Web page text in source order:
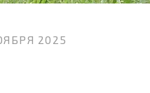
2025